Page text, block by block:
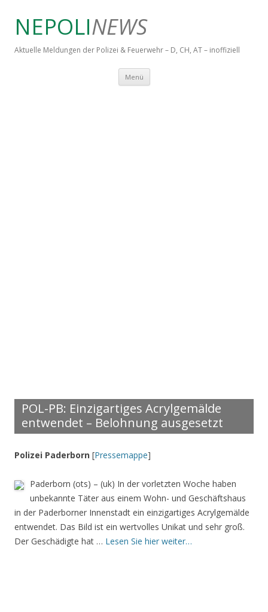
NEPOLINEWS
Aktuelle Meldungen der Polizei & Feuerwehr – D, CH, AT – inoffiziell
Menü Springe zum Inhalt
POL-PB: Einzigartiges Acrylgemälde
entwendet – Belohnung ausgesetzt
Polizei Paderborn [Pressemappe]
Paderborn (ots) – (uk) In der vorletzten Woche haben
unbekannte Täter aus einem Wohn- und Geschäftshaus
in der Paderborner Innenstadt ein einzigartiges Acrylgemälde
entwendet. Das Bild ist ein wertvolles Unikat und sehr groß.
Der Geschädigte hat … Lesen Sie hier weiter…